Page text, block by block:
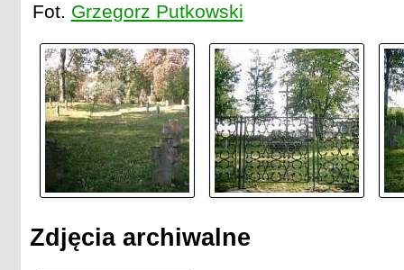
Fot. Grzegorz Putkowski
Zdjęcia archiwalne